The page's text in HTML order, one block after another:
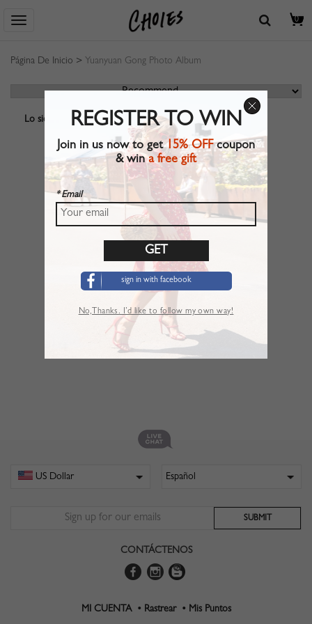
0
Página De Inicio > Yuanyuan Gong Photo Album
Lo siento, no se encuentra ningún resultado.
CONTÁCTENOS
MI CUENTA • Rastrear • Mis Puntos
REGISTER TO WIN
Join in us now to get15% OFFcoupon
& wina free gift
* Email
sign in with facebook
No,Thanks. I’d like to follow my own way!